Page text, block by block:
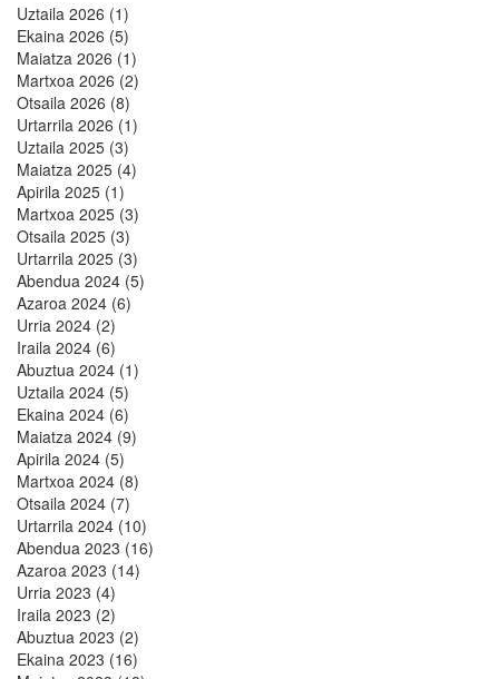
Uztaila 2026 (1)
Ekaina 2026 (5)
Maiatza 2026 (1)
Martxoa 2026 (2)
Otsaila 2026 (8)
Urtarrila 2026 (1)
Uztaila 2025 (3)
Maiatza 2025 (4)
Apirila 2025 (1)
Martxoa 2025 (3)
Otsaila 2025 (3)
Urtarrila 2025 (3)
Abendua 2024 (5)
Azaroa 2024 (6)
Urria 2024 (2)
Iraila 2024 (6)
Abuztua 2024 (1)
Uztaila 2024 (5)
Ekaina 2024 (6)
Maiatza 2024 (9)
Apirila 2024 (5)
Martxoa 2024 (8)
Otsaila 2024 (7)
Urtarrila 2024 (10)
Abendua 2023 (16)
Azaroa 2023 (14)
Urria 2023 (4)
Iraila 2023 (2)
Abuztua 2023 (2)
Ekaina 2023 (16)